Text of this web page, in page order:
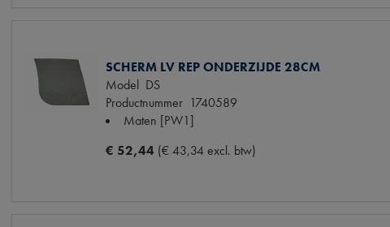
SCHERM LV REP ONDERZIJDE 28CM
Model DS
Productnummer 1740589
Maten [PW1]
€ 52,44 (€ 43,34 excl. btw)